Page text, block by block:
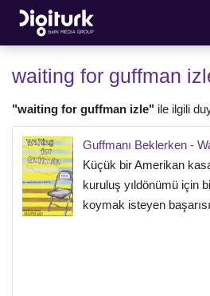
waiting for guffman
"waiting for guffman izle" ile ilgili
Guffmanı Beklerken -
Küçük bir Amerikan
kuruluş yıldönümü için
koymak isteyen